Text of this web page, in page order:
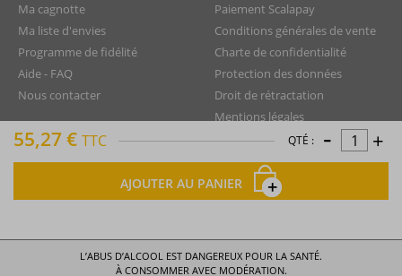
55,27 € TTC QTÉ : - +
AJOUTER AU PANIER
Ma cagnotte
Ma liste d'envies
Programme de fidélité
Aide - FAQ
Nous contacter
Paiement Scalapay
Conditions générales de vente
Charte de confidentialité
Protection des données
Droit de rétractation
Mentions légales
Plan du site
L’ABUS D’ALCOOL EST DANGEREUX POUR LA SANTÉ.
À CONSOMMER AVEC MODÉRATION.